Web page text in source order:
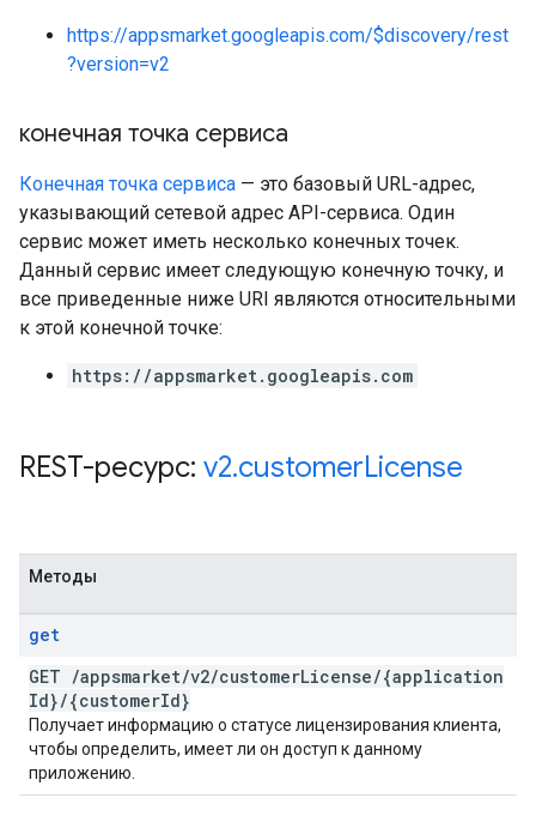
https://appsmarket.googleapis.com/$discovery/rest
?version=v2
конечная точка сервиса
Конечная точка сервиса — это базовый URL-адрес,
указывающий сетевой адрес API-сервиса. Один
сервис может иметь несколько конечных точек.
Данный сервис имеет следующую конечную точку, и
все приведенные ниже URI являются относительными
к этой конечной точке:
https://appsmarket.googleapis.com
REST-ресурс: v2.customerLicense
Методы
get
GET /appsmarket/v2/customerLicense/{application
Id}/{customerId}
Получает информацию о статусе лицензирования клиента,
чтобы определить, имеет ли он доступ к данному
приложению.